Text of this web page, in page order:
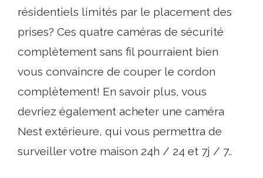
résidentiels limités par le placement des
prises? Ces quatre caméras de sécurité
complètement sans fil pourraient bien
vous convaincre de couper le cordon
complètement! En savoir plus, vous
devriez également acheter une caméra
Nest extérieure, qui vous permettra de
surveiller votre maison 24h / 24 et 7j / 7..